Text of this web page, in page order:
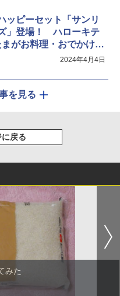
ッピーセット「サンリ
」登場！ ハローキテ
がお料理・おでかけグ
2024年4月4日
を見る
に戻る
みた